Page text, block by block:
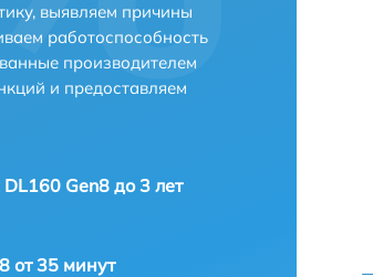
выявляем причины
работоспособность
производителем
и предоставляем
Gen8 до 3 лет
от 35 минут